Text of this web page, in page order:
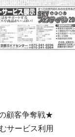
顧客争奪戦★
サービス利用